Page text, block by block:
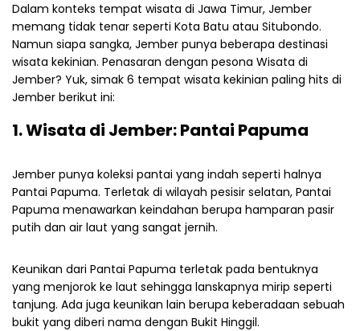
Dalam konteks tempat wisata di Jawa Timur, Jember
memang tidak tenar seperti Kota Batu atau Situbondo.
Namun siapa sangka, Jember punya beberapa destinasi
wisata kekinian. Penasaran dengan pesona Wisata di
Jember? Yuk, simak 6 tempat wisata kekinian paling hits di
Jember berikut ini:
1. Wisata di Jember: Pantai Papuma
Jember punya koleksi pantai yang indah seperti halnya
Pantai Papuma. Terletak di wilayah pesisir selatan, Pantai
Papuma menawarkan keindahan berupa hamparan pasir
putih dan air laut yang sangat jernih.
Keunikan dari Pantai Papuma terletak pada bentuknya
yang menjorok ke laut sehingga lanskapnya mirip seperti
tanjung. Ada juga keunikan lain berupa keberadaan sebuah
bukit yang diberi nama dengan Bukit Hinggil.